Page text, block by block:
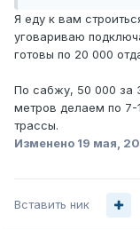
Я еду к вам
уговариваю
готовы по 20 000
По сабжу, 50 000 за
метров делаем по 7-
трассы.
Изменено 19 мая,
Вставить ник